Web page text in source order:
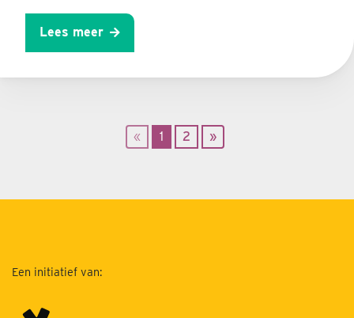
Lees meer
« 1 2 »
Een initiatief van: